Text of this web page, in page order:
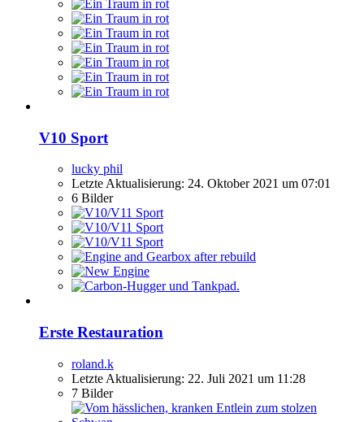
V10 Sport
lucky phil
Letzte Aktualisierung: 24. Oktober 2021 um 07:01
6 Bilder
Erste Restauration
roland.k
Letzte Aktualisierung: 22. Juli 2021 um 11:28
7 Bilder